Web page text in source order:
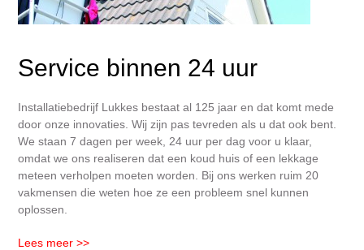
Service binnen 24 uur
Installatiebedrijf Lukkes bestaat al 125 jaar en dat komt mede
door onze innovaties. Wij zijn pas tevreden als u dat ook bent.
We staan 7 dagen per week, 24 uur per dag voor u klaar,
omdat we ons realiseren dat een koud huis of een lekkage
meteen verholpen moeten worden. Bij ons werken ruim 20
vakmensen die weten hoe ze een probleem snel kunnen
oplossen.
Lees meer >>